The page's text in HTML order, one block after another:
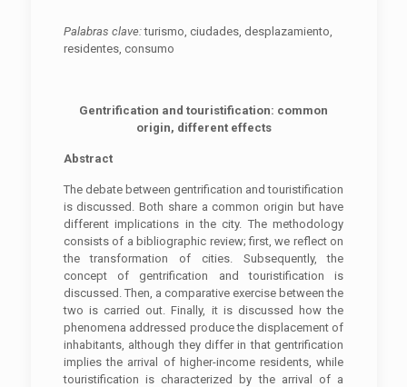
Palabras clave:turismo, ciudades, desplazamiento,
residentes, consumo
Gentrification and touristification: common
origin, different effects
Abstract
The debate between gentrification and touristification
is discussed. Both share a common origin but have
different implications in the city. The methodology
consists of a bibliographic review; first, we reflect on
the transformation of cities. Subsequently, the
concept of gentrification and touristification is
discussed. Then, a comparative exercise between the
two is carried out. Finally, it is discussed how the
phenomena addressed produce the displacement of
inhabitants, although they differ in that gentrification
implies the arrival of higher-income residents, while
touristification is characterized by the arrival of a